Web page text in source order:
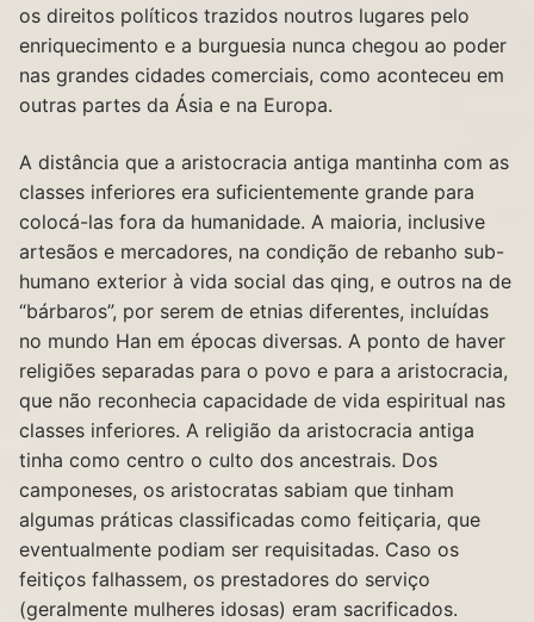
os direitos políticos trazidos noutros lugares pelo
enriquecimento e a burguesia nunca chegou ao poder
nas grandes cidades comerciais, como aconteceu em
outras partes da Ásia e na Europa.
A distância que a aristocracia antiga mantinha com as
classes inferiores era suficientemente grande para
colocá-las fora da humanidade. A maioria, inclusive
artesãos e mercadores, na condição de rebanho sub-
humano exterior à vida social das qing, e outros na de
“bárbaros”, por serem de etnias diferentes, incluídas
no mundo Han em épocas diversas. A ponto de haver
religiões separadas para o povo e para a aristocracia,
que não reconhecia capacidade de vida espiritual nas
classes inferiores. A religião da aristocracia antiga
tinha como centro o culto dos ancestrais. Dos
camponeses, os aristocratas sabiam que tinham
algumas práticas classificadas como feitiçaria, que
eventualmente podiam ser requisitadas. Caso os
feitiços falhassem, os prestadores do serviço
(geralmente mulheres idosas) eram sacrificados.